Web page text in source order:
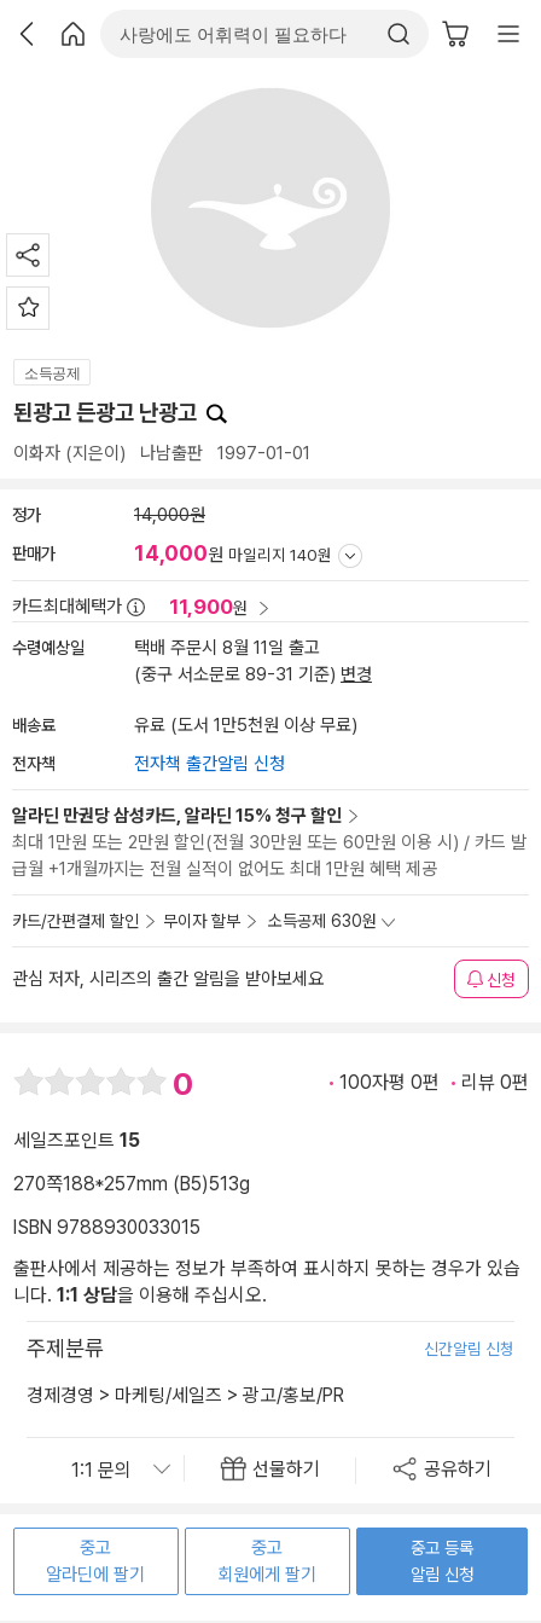
소득공제
된광고 든광고 난광고
이화자 (지은이) 나남출판 1997-01-01
정가 14,000원
판매가 14,000원 마일리지 140원
카드최대혜택가 11,900원
수령예상일
택배 주문시 8월 11일 출고
(중구 서소문로 89-31 기준) 변경
배송료 유료 (도서 1만5천원 이상 무료)
전자책 전자책 출간알림 신청
알라딘 만권당 삼성카드, 알라딘 15% 청구 할인
최대 1만원 또는 2만원 할인(전월 30만원 또는 60만원 이용 시) / 카드 발
급월 +1개월까지는 전월 실적이 없어도 최대 1만원 혜택 제공
카드/간편결제 할인 무이자 할부 소득공제 630원
관심 저자, 시리즈의 출간 알림을 받아보세요 신청
0 100자평 0편 리뷰 0편
세일즈포인트 15
270쪽188*257mm (B5)513g
ISBN 9788930033015
출판사에서 제공하는 정보가 부족하여 표시하지 못하는 경우가 있습
니다. 1:1 상담을 이용해 주십시오.
주제분류 신간알림 신청
경제경영 > 마케팅/세일즈 > 광고/홍보/PR
선물하기 공유하기
중고
알라딘에 팔기
중고
회원에게 팔기
중고 등록
알림 신청